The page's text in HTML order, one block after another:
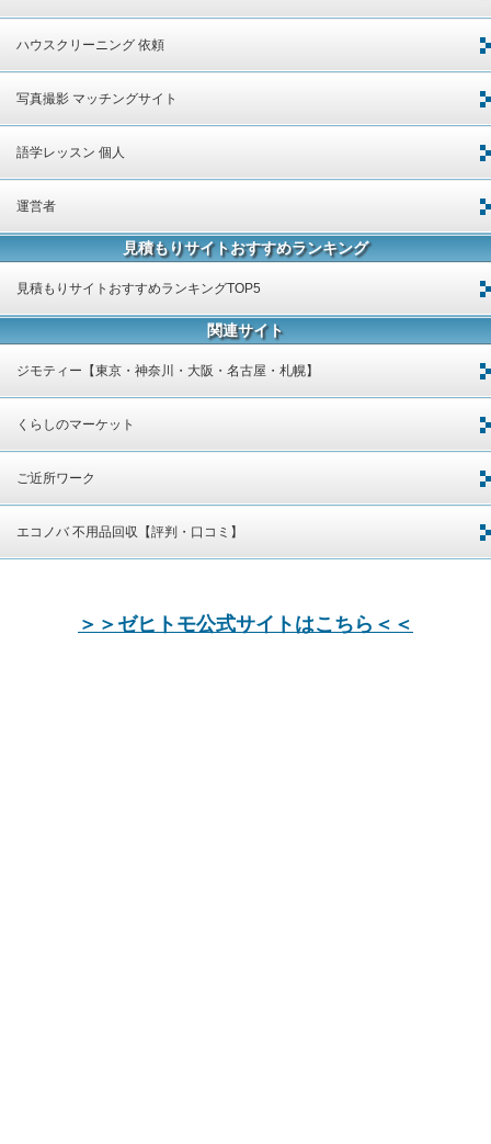
ハウスクリーニング 依頼
写真撮影 マッチングサイト
語学レッスン 個人
運営者
見積もりサイトおすすめランキング
見積もりサイトおすすめランキングTOP5
関連サイト
ジモティー【東京・神奈川・大阪・名古屋・札幌】
くらしのマーケット
ご近所ワーク
エコノバ 不用品回収【評判・口コミ】
＞＞ゼヒトモ公式サイトはこちら＜＜